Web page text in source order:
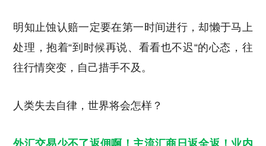
明知止蚀认赔一定要在第一时间进行，却懒于马上
处理，抱着“到时候再说、看看也不迟“的心态，往
往行情突变，自己措手不及。
人类失去自律，世界将会怎样？
外汇交易少不了返佣啊！主流汇商日返全返！业内